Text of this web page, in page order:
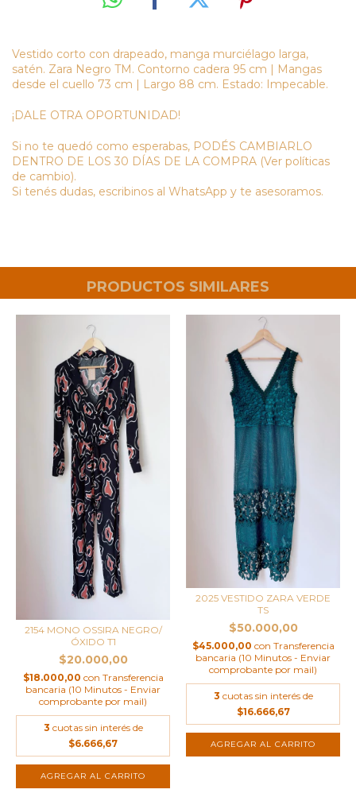
Vestido corto con drapeado, manga murciélago larga,
satén. Zara Negro TM. Contorno cadera 95 cm | Mangas
desde el cuello 73 cm | Largo 88 cm. Estado: Impecable.
¡DALE OTRA OPORTUNIDAD!
Si no te quedó como esperabas, PODÉS CAMBIARLO
DENTRO DE LOS 30 DÍAS DE LA COMPRA (Ver políticas
de cambio).
Si tenés dudas, escribinos al WhatsApp y te asesoramos.
PRODUCTOS SIMILARES
2154 MONO OSSIRA NEGRO/
ÓXIDO T1
$20.000,00
$18.000,00 con Transferencia
bancaria (10 Minutos - Enviar
comprobante por mail)
3 cuotas sin interés de
$6.666,67
2025 VESTIDO ZARA VERDE
TS
$50.000,00
$45.000,00 con Transferencia
bancaria (10 Minutos - Enviar
comprobante por mail)
3 cuotas sin interés de
$16.666,67